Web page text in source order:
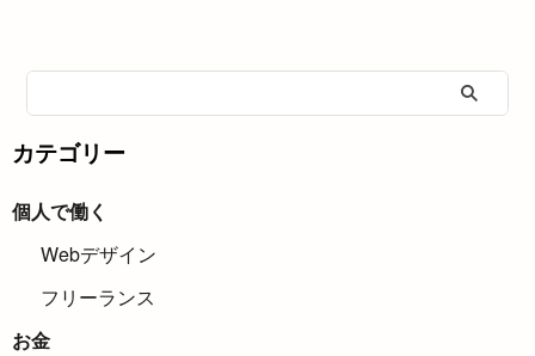
カテゴリー
個人で働く
Webデザイン
フリーランス
お金